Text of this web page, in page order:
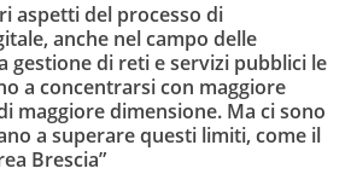
aspetti del processo di
anche nel campo delle
gestione di reti e servizi pubblici le
a concentrarsi con maggiore
maggiore dimensione. Ma ci sono
a superare questi limiti, come il
Brescia”